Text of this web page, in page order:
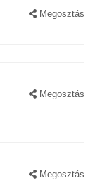
Megosztás
Megosztás
Megosztás